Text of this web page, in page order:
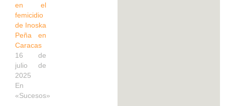
en el
femicidio
de Inoska
Peña en
Caracas
16 de
julio de
2025
En
«Sucesos»